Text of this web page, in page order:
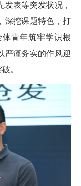
表等突发状况，
深挖课题特色，打
青年筑牢学识根
严谨务实的作风迎
。